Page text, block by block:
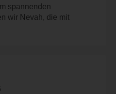
spannenden
wir Nevah, die mit